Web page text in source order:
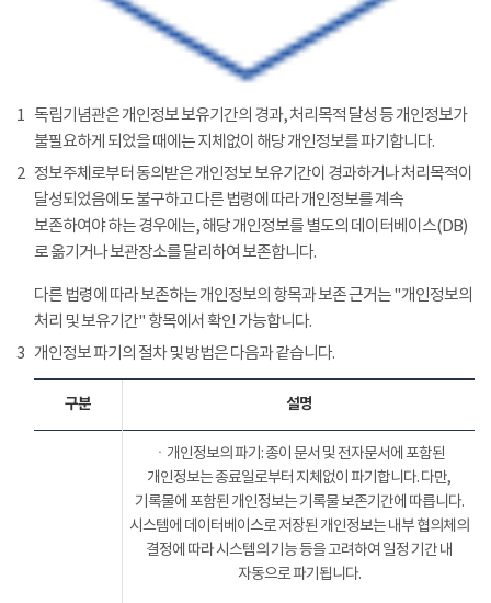
1 독립기념관은 개인정보 보유기간의 경과, 처리목적 달성 등 개인정보가
불필요하게 되었을 때에는 지체없이 해당 개인정보를 파기합니다.
2 정보주체로부터 동의받은 개인정보 보유기간이 경과하거나 처리목적이
달성되었음에도 불구하고 다른 법령에 따라 개인정보를 계속
보존하여야 하는 경우에는, 해당 개인정보를 별도의 데이터베이스(DB)
로 옮기거나 보관장소를 달리하여 보존합니다.
다른 법령에 따라 보존하는 개인정보의 항목과 보존 근거는 "개인정보의
처리 및 보유기간" 항목에서 확인 가능합니다.
3 개인정보 파기의 절차 및 방법은 다음과 같습니다.
구분 설명
ㆍ개인정보의 파기: 종이 문서 및 전자문서에 포함된
개인정보는 종료일로부터 지체없이 파기합니다. 다만,
기록물에 포함된 개인정보는 기록물 보존기간에 따릅니다.
시스템에 데이터베이스로 저장된 개인정보는 내부 협의체의
결정에 따라 시스템의 기능 등을 고려하여 일정 기간 내
자동으로 파기됩니다.